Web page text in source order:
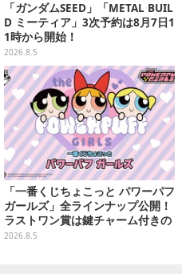
「ガンダムSEED」「METAL BUIL
D ミーティア」3次予約は8月7日1
1時から開始！
2026.8.5
「一番くじちょこっと パワーパフ
ガールズ」全ラインナップ公開！
ラストワン賞は鍵チャーム付きの
シール帳スペシャルセットを用意
2026.8.5